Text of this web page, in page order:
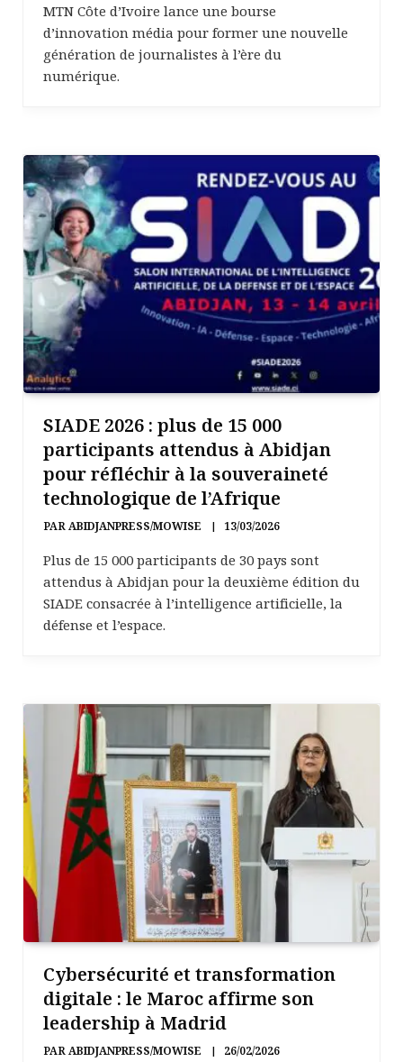
MTN Côte d’Ivoire lance une bourse
d’innovation média pour former une nouvelle
génération de journalistes à l’ère du
numérique.
SIADE 2026 : plus de 15 000
participants attendus à Abidjan
pour réfléchir à la souveraineté
technologique de l’Afrique
PARABIDJANPRESS/MOWISE 13/03/2026
Plus de 15 000 participants de 30 pays sont
attendus à Abidjan pour la deuxième édition du
SIADE consacrée à l’intelligence artificielle, la
défense et l’espace.
Cybersécurité et transformation
digitale : le Maroc affirme son
leadership à Madrid
PARABIDJANPRESS/MOWISE 26/02/2026